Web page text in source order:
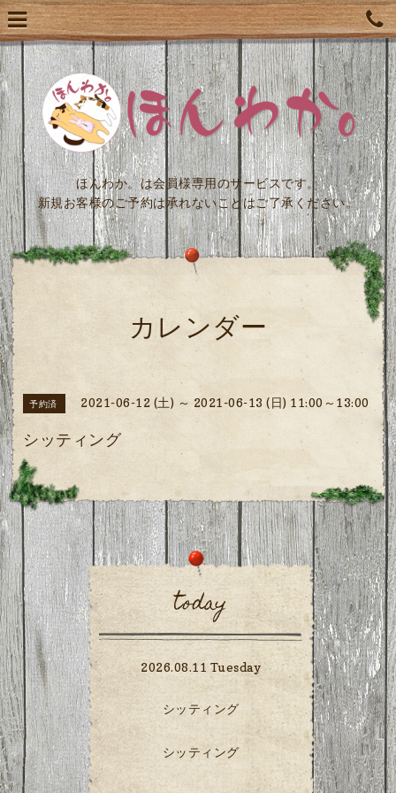
ほんわか。は会員様専用のサービスです。
新規お客様のご予約は承れないことはご了承ください。
カレンダー
予約済 2021-06-12 (土) ～ 2021-06-13 (日) 11:00～13:00
シッティング
today
2026.08.11 Tuesday
シッティング
シッティング